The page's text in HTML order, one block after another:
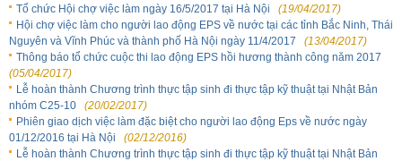
Tổ chức Hội chợ việc làm ngày 16/5/2017 tại Hà Nội
(19/04/2017)
Hội chợ việc làm cho người lao động EPS về nước tại các tỉnh Bắc Ninh, Thái
Nguyên và Vĩnh Phúc và thành phố Hà Nội ngày 11/4/2017
(13/04/2017)
Thông báo tổ chức cuộc thi lao động EPS hồi hương thành công năm 2017
(05/04/2017)
Lễ hoàn thành Chương trình thực tập sinh đi thực tập kỹ thuật tại Nhật Bản
nhóm C25-10
(20/02/2017)
Phiên giao dịch việc làm đặc biệt cho người lao động Eps về nước ngày
01/12/2016 tại Hà Nội
(02/12/2016)
Lễ hoàn thành Chương trình thực tập sinh đi thực tập kỹ thuật tại Nhật Bản